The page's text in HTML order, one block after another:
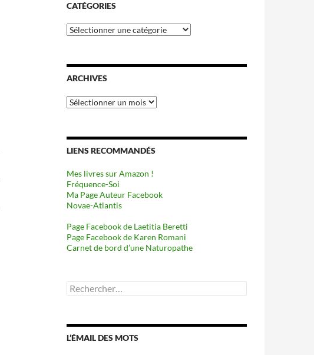
CATÉGORIES
Catégories
ARCHIVES
Archives
LIENS RECOMMANDÉS
Mes livres sur Amazon !
Fréquence-Soi
Ma Page Auteur Facebook
Novae-Atlantis
Page Facebook de Laetitia Beretti
Page Facebook de Karen Romani
Carnet de bord d’une Naturopathe
Rechercher :
L’ÉMAIL DES MOTS